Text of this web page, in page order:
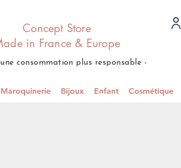
Concept Store
in France & Europe
consommation plus responsable -
Maroquinerie Bijoux Enfant Cosmétique